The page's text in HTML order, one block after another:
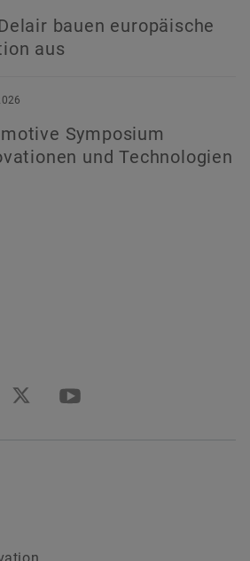
bauen europäische
aus
Symposium
und Technologien